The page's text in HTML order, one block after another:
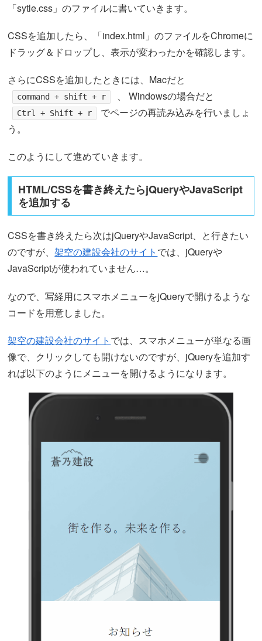
「sytle.css」のファイルに書いていきます。
CSSを追加したら、「index.html」のファイルをChromeに
ドラッグ＆ドロップし、表示が変わったかを確認します。
さらにCSSを追加したときには、Macだと
command + shift + r 、 Windowsの場合だと
Ctrl + Shift + r
でページの再読み込みを行いましょ
う。
このようにして進めていきます。
HTML/CSSを書き終えたらjQueryやJavaScript
を追加する
CSSを書き終えたら次はjQueryやJavaScript、と行きたい
のですが、架空の建設会社のサイト では、jQueryや
JavaScriptが使われていません…。
なので、写経用にスマホメニューをjQueryで開けるような
コードを用意しました。
架空の建設会社のサイト では、スマホメニューが単なる画
像で、クリックしても開けないのですが、jQueryを追加す
れば以下のようにメニューを開けるようになります。